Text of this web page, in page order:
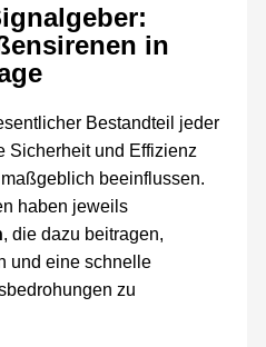
in
Bestandteil jeder
Sicherheit und Effizienz
beeinflussen.
haben jeweils
, die dazu beitragen,
und eine schnelle
zu